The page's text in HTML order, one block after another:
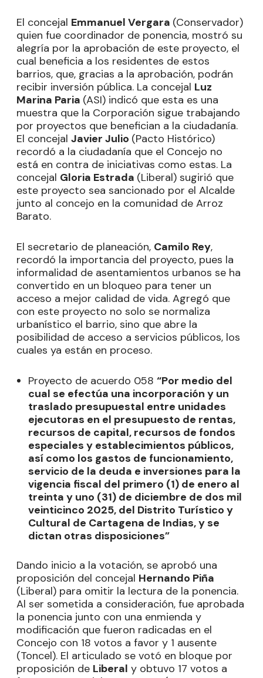
El concejal Emmanuel Vergara (Conservador)
quien fue coordinador de ponencia, mostró su
alegría por la aprobación de este proyecto, el
cual beneficia a los residentes de estos
barrios, que, gracias a la aprobación, podrán
recibir inversión pública. La concejal Luz
Marina Paria (ASI) indicó que esta es una
muestra que la Corporación sigue trabajando
por proyectos que benefician a la ciudadanía.
El concejal Javier Julio (Pacto Histórico)
recordó a la ciudadanía que el Concejo no
está en contra de iniciativas como estas. La
concejal Gloria Estrada (Liberal) sugirió que
este proyecto sea sancionado por el Alcalde
junto al concejo en la comunidad de Arroz
Barato.
El secretario de planeación, Camilo Rey,
recordó la importancia del proyecto, pues la
informalidad de asentamientos urbanos se ha
convertido en un bloqueo para tener un
acceso a mejor calidad de vida. Agregó que
con este proyecto no solo se normaliza
urbanístico el barrio, sino que abre la
posibilidad de acceso a servicios públicos, los
cuales ya están en proceso.
Proyecto de acuerdo 058 “Por medio del
cual se efectúa una incorporación y un
traslado presupuestal entre unidades
ejecutoras en el presupuesto de rentas,
recursos de capital, recursos de fondos
especiales y establecimientos públicos,
así como los gastos de funcionamiento,
servicio de la deuda e inversiones para la
vigencia fiscal del primero (1) de enero al
treinta y uno (31) de diciembre de dos mil
veinticinco 2025, del Distrito Turístico y
Cultural de Cartagena de Indias, y se
dictan otras disposiciones”
Dando inicio a la votación, se aprobó una
proposición del concejal Hernando Piña
(Liberal) para omitir la lectura de la ponencia.
Al ser sometida a consideración, fue aprobada
la ponencia junto con una enmienda y
modificación que fueron radicadas en el
Concejo con 18 votos a favor y 1 ausente
(Toncel). El articulado se votó en bloque por
proposición de Liberal y obtuvo 17 votos a